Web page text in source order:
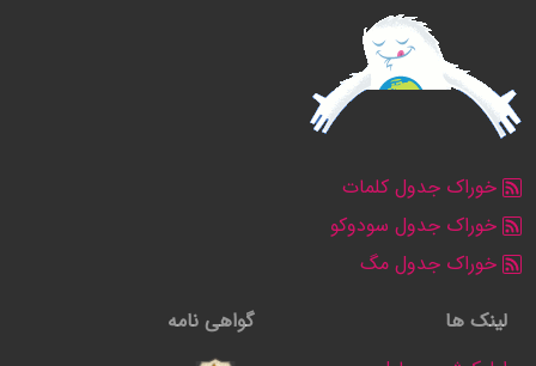
خوراک جدول کلمات
خوراک جدول سودوکو
خوراک جدول مگ
لینک ها
گواهی نامه